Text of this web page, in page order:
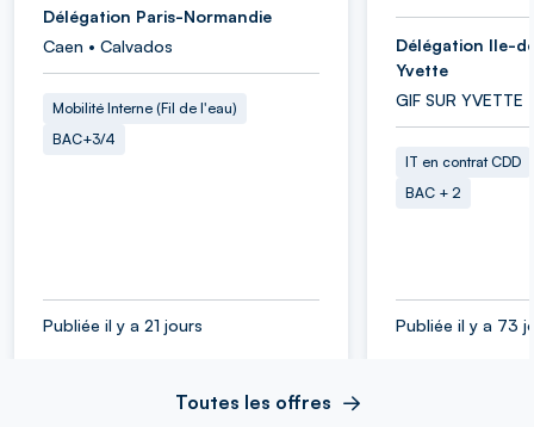
Délégation Paris-Normandie
Caen • Calvados
Mobilité Interne (Fil de l'eau)
BAC+3/4
Publiée il y a 21 jours
Délégation Ile-
Yvette
GIF SUR YVETTE
IT en contrat CDD
BAC + 2
Publiée il y a 73
Toutes les offres